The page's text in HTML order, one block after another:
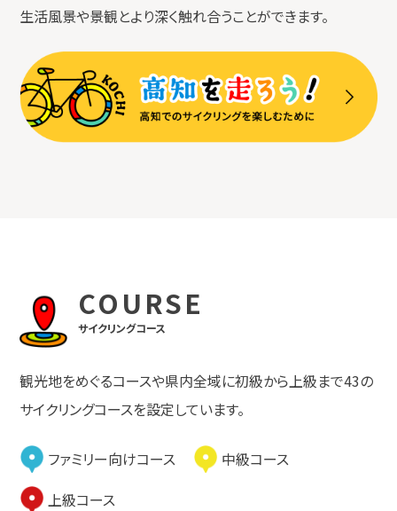
生活風景や景観とより深く触れ合うことができます。
COURSE
サイクリングコース
観光地をめぐるコースや県内全域に初級から上級まで43の
サイクリングコースを設定しています。
ファミリー向けコース
中級コース
上級コース